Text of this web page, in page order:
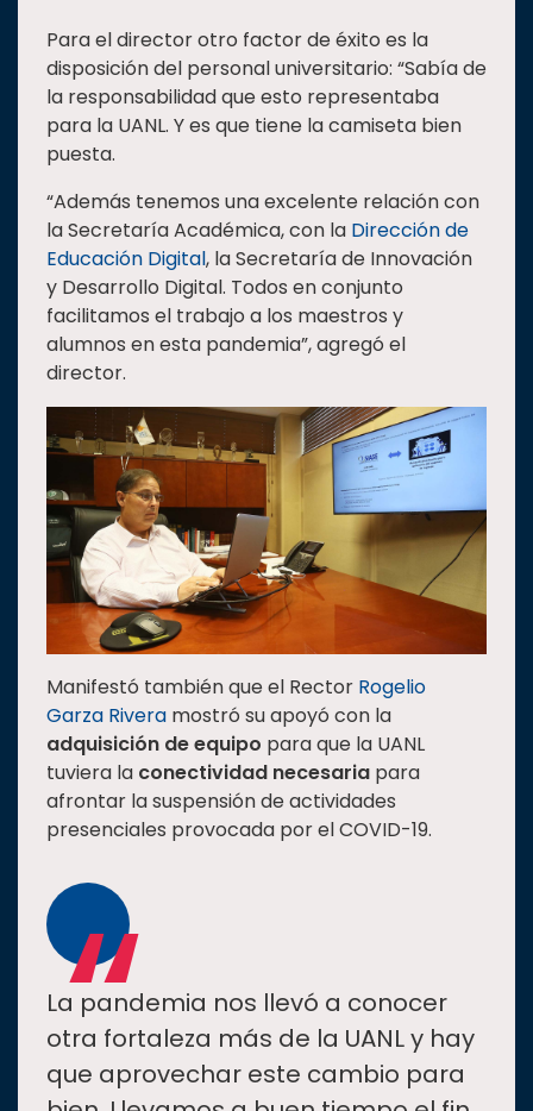
Para el director otro factor de éxito es la
disposición del personal universitario: “Sabía de
la responsabilidad que esto representaba
para la UANL. Y es que tiene la camiseta bien
puesta.
“Además tenemos una excelente relación con
la Secretaría Académica, con la Dirección de
Educación Digital, la Secretaría de Innovación
y Desarrollo Digital. Todos en conjunto
facilitamos el trabajo a los maestros y
alumnos en esta pandemia”, agregó el
director.
Manifestó también que el Rector Rogelio
Garza Rivera mostró su apoyó con la
adquisición de equipo para que la UANL
tuviera la conectividad necesaria para
afrontar la suspensión de actividades
presenciales provocada por el COVID-19.
“
La pandemia nos llevó a conocer
otra fortaleza más de la UANL y hay
que aprovechar este cambio para